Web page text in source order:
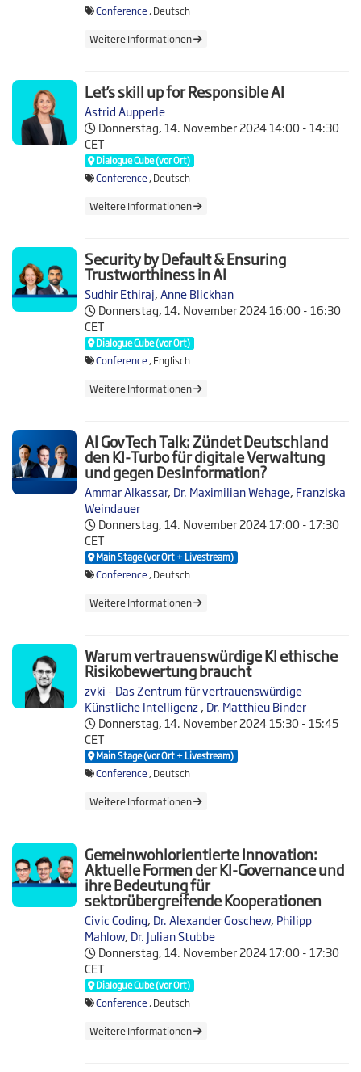
Conference, Deutsch
Weitere Informationen
Let’s skill up for Responsible AI
Astrid Aupperle
Donnerstag, 14. November 202414:00 - 14:30
CET
Dialogue Cube (vor Ort)
Conference, Deutsch
Weitere Informationen
Security by Default & Ensuring
Trustworthiness in AI
Sudhir Ethiraj,Anne Blickhan
Donnerstag, 14. November 202416:00 - 16:30
CET
Dialogue Cube (vor Ort)
Conference, Englisch
Weitere Informationen
AI GovTech Talk: Zündet Deutschland
den KI-Turbo für digitale Verwaltung
und gegen Desinformation?
Ammar Alkassar, Dr. Maximilian Wehage, Franziska
Weindauer
Donnerstag, 14. November 202417:00 - 17:30
CET
Main Stage (vor Ort + Livestream)
Conference, Deutsch
Weitere Informationen
Warum vertrauenswürdige KI ethische
Risikobewertung braucht
zvki - Das Zentrum für vertrauenswürdige
Künstliche Intelligenz, Dr. Matthieu Binder
Donnerstag, 14. November 202415:30 - 15:45
CET
Main Stage (vor Ort + Livestream)
Conference, Deutsch
Weitere Informationen
Gemeinwohlorientierte Innovation:
Aktuelle Formen der KI-Governance und
ihre Bedeutung für
sektorübergreifende Kooperationen
Civic Coding, Dr. Alexander Goschew, Philipp
Mahlow, Dr. Julian Stubbe
Donnerstag, 14. November 202417:00 - 17:30
CET
Dialogue Cube (vor Ort)
Conference, Deutsch
Weitere Informationen